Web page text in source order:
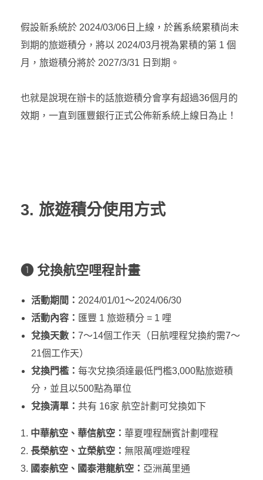
假設新系統於 2024/03/06日上線，於舊系統累積尚未
到期的旅遊積分，將以 2024/03月視為累積的第 1 個
月，旅遊積分將於 2027/3/31 日到期。
也就是說現在辦卡的話旅遊積分會享有超過36個月的
效期，一直到匯豐銀行正式公佈新系統上線日為止！
3. 旅遊積分使用方式
❶ 兌換航空哩程計畫
活動期間： 2024/01/01～2024/06/30
活動內容： 匯豐 1 旅遊積分 = 1 哩
兌換天數： 7～14個工作天（日航哩程兌換約需7～
21個工作天）
兌換門檻： 每次兌換須達最低門檻3,000點旅遊積
分，並且以500點為單位
兌換清單： 共有 16家 航空計劃可兌換如下
中華航空、華信航空： 華夏哩程酬賓計劃哩程
長榮航空、立榮航空： 無限萬哩遊哩程
國泰航空、國泰港龍航空： 亞洲萬里通